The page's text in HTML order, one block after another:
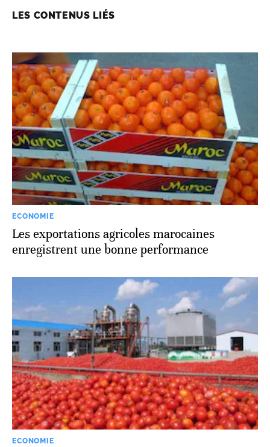
LES CONTENUS LIÉS
ECONOMIE
Les exportations agricoles marocaines
enregistrent une bonne performance
ECONOMIE